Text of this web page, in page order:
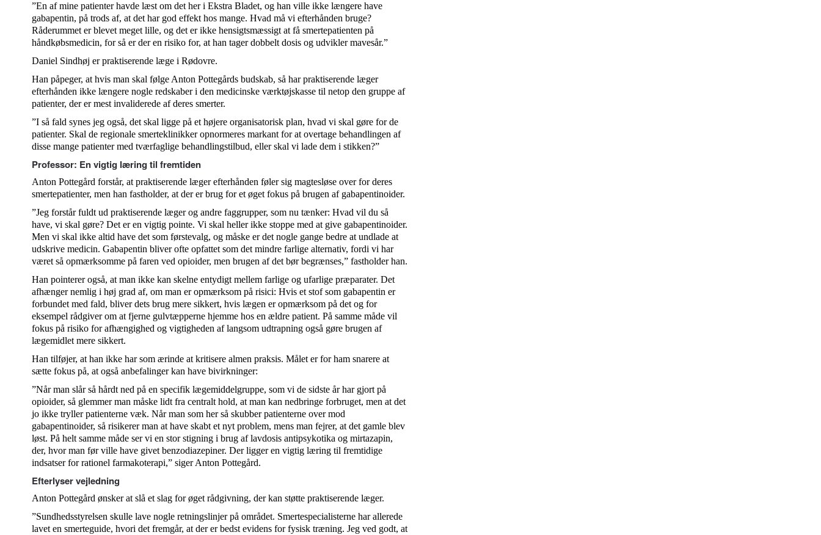
”En af mine patienter havde læst om det her i Ekstra Bladet, og han ville ikke længere have
gabapentin, på trods af, at det har god effekt hos mange. Hvad må vi efterhånden bruge?
Råderummet er blevet meget lille, og det er ikke hensigtsmæssigt at få smertepatienten på
håndkøbsmedicin, for så er der en risiko for, at han tager dobbelt dosis og udvikler mavesår.”
Daniel Sindhøj er praktiserende læge i Rødovre.
Han påpeger, at hvis man skal følge Anton Pottegårds budskab, så har praktiserende læger
efterhånden ikke længere nogle redskaber i den medicinske værktøjskasse til netop den gruppe af
patienter, der er mest invaliderede af deres smerter.
”I så fald synes jeg også, det skal ligge på et højere organisatorisk plan, hvad vi skal gøre for de
patienter. Skal de regionale smerteklinikker opnormeres markant for at overtage behandlingen af
disse mange patienter med tværfaglige behandlingstilbud, eller skal vi lade dem i stikken?”
Professor: En vigtig læring til fremtiden
Anton Pottegård forstår, at praktiserende læger efterhånden føler sig magtesløse over for deres
smertepatienter, men han fastholder, at der er brug for et øget fokus på brugen af gabapentinoider.
”Jeg forstår fuldt ud praktiserende læger og andre faggrupper, som nu tænker: Hvad vil du så
have, vi skal gøre? Det er en vigtig pointe. Vi skal heller ikke stoppe med at give gabapentinoider.
Men vi skal ikke altid have det som førstevalg, og måske er det nogle gange bedre at undlade at
udskrive medicin. Gabapentin bliver ofte opfattet som det mindre farlige alternativ, fordi vi har
været så opmærksomme på faren ved opioider, men brugen af det bør begrænses,” fastholder han.
Han pointerer også, at man ikke kan skelne entydigt mellem farlige og ufarlige præparater. Det
afhænger nemlig i høj grad af, om man er opmærksom på risici: Hvis et stof som gabapentin er
forbundet med fald, bliver dets brug mere sikkert, hvis lægen er opmærksom på det og for
eksempel rådgiver om at fjerne gulvtæpperne hjemme hos en ældre patient. På samme måde vil
fokus på risiko for afhængighed og vigtigheden af langsom udtrapning også gøre brugen af
lægemidlet mere sikkert.
Han tilføjer, at han ikke har som ærinde at kritisere almen praksis. Målet er for ham snarere at
sætte fokus på, at også anbefalinger kan have bivirkninger:
”Når man slår så hårdt ned på en specifik lægemiddelgruppe, som vi de sidste år har gjort på
opioider, så glemmer man måske lidt fra centralt hold, at man kan nedbringe forbruget, men at det
jo ikke tryller patienterne væk. Når man som her så skubber patienterne over mod
gabapentinoider, så risikerer man at have skabt et nyt problem, mens man fejrer, at det gamle blev
løst. På helt samme måde ser vi en stor stigning i brug af lavdosis antipsykotika og mirtazapin,
der, hvor man før ville have givet benzodiazepiner. Der ligger en vigtig læring til fremtidige
indsatser for rationel farmakoterapi,” siger Anton Pottegård.
Efterlyser vejledning
Anton Pottegård ønsker at slå et slag for øget rådgivning, der kan støtte praktiserende læger.
”Sundhedsstyrelsen skulle lave nogle retningslinjer på området. Smertespecialisterne har allerede
lavet en smerteguide, hvori det fremgår, at der er bedst evidens for fysisk træning. Jeg ved godt, at